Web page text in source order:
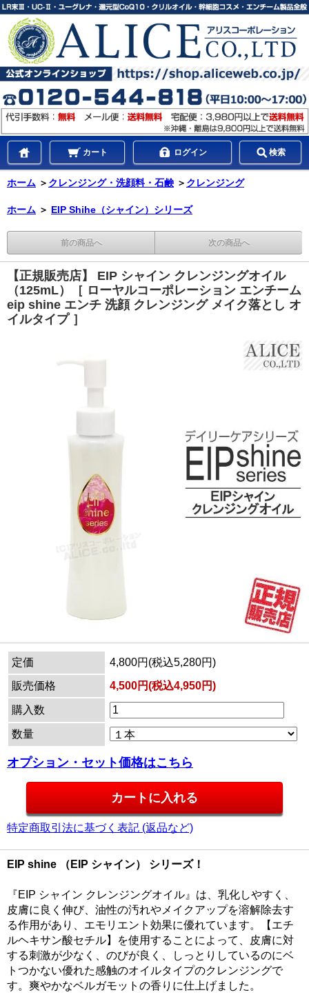
カート ログイン 検索
ホーム ＞ クレンジング・洗顔料・石鹸 ＞ クレンジング
ホーム ＞ EIP Shihe（シャイン）シリーズ
前の商品へ 次の商品へ
【正規販売店】 EIP シャイン クレンジングオイル
（125mL）［ ローヤルコーポレーション エンチーム
eip shine エンチ 洗顔 クレンジング メイク落とし オ
イルタイプ ］
定価
4,800円(税込5,280円)
販売価格
4,500円(税込4,950円)
購入数
数量
オプション・セット価格はこちら
特定商取引法に基づく表記 (返品など)
EIP shine （EIP シャイン） シリーズ！
『EIP シャイン クレンジングオイル』は、乳化しやすく、
皮膚に良く伸び、油性の汚れやメイクアップを溶解除去す
る作用があり、エモリエント効果に優れています。【エチ
ルヘキサン酸セチル】を使用することによって、皮膚に対
する刺激が少なく、のびが良く、しっとりしているのにベ
トつかない優れた感触のオイルタイプのクレンジングで
す。爽やかなベルガモットの香りに仕上げました。